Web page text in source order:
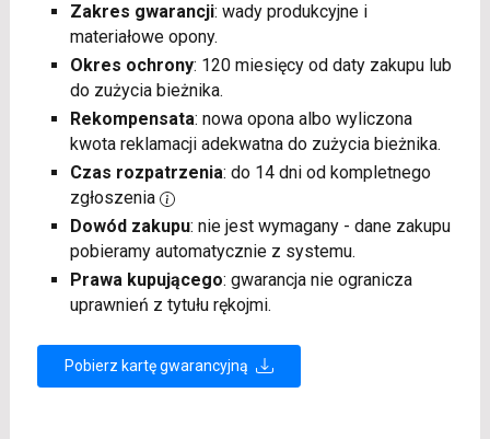
Zakres gwarancji: wady produkcyjne i
materiałowe opony.
Okres ochrony: 120 miesięcy od daty zakupu lub
do zużycia bieżnika.
Rekompensata: nowa opona albo wyliczona
kwota reklamacji adekwatna do zużycia bieżnika.
Czas rozpatrzenia: do 14 dni od kompletnego
zgłoszenia
Dowód zakupu: nie jest wymagany - dane zakupu
pobieramy automatycznie z systemu.
Prawa kupującego: gwarancja nie ogranicza
uprawnień z tytułu rękojmi.
Pobierz kartę gwarancyjną